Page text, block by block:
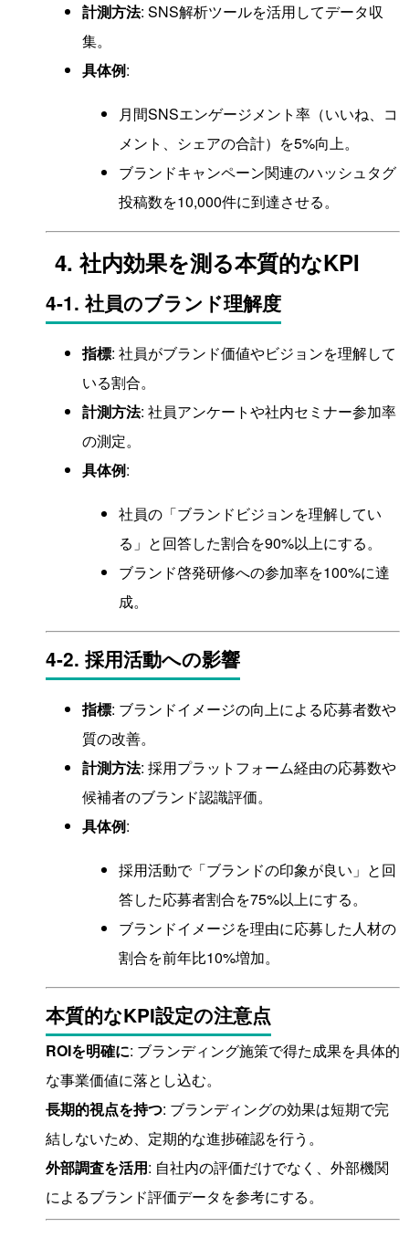
計測方法: SNS解析ツールを活用してデータ収
集。
具体例:
月間SNSエンゲージメント率（いいね、コ
メント、シェアの合計）を5%向上。
ブランドキャンペーン関連のハッシュタグ
投稿数を10,000件に到達させる。
4. 社内効果を測る本質的なKPI
4-1. 社員のブランド理解度
指標: 社員がブランド価値やビジョンを理解して
いる割合。
計測方法: 社員アンケートや社内セミナー参加率
の測定。
具体例:
社員の「ブランドビジョンを理解してい
る」と回答した割合を90%以上にする。
ブランド啓発研修への参加率を100%に達
成。
4-2. 採用活動への影響
指標: ブランドイメージの向上による応募者数や
質の改善。
計測方法: 採用プラットフォーム経由の応募数や
候補者のブランド認識評価。
具体例:
採用活動で「ブランドの印象が良い」と回
答した応募者割合を75%以上にする。
ブランドイメージを理由に応募した人材の
割合を前年比10%増加。
本質的なKPI設定の注意点
ROIを明確に: ブランディング施策で得た成果を具体的
な事業価値に落とし込む。
長期的視点を持つ: ブランディングの効果は短期で完
結しないため、定期的な進捗確認を行う。
外部調査を活用: 自社内の評価だけでなく、外部機関
によるブランド評価データを参考にする。